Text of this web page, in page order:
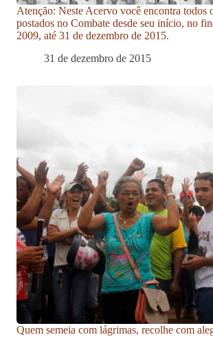
Atenção: Neste Acervo você encontra todos
postados no Combate desde seu início, no
2009, até 31 de dezembro de 2015.
31 de dezembro de 2015
Quem semeia com lágrimas, recolhe com